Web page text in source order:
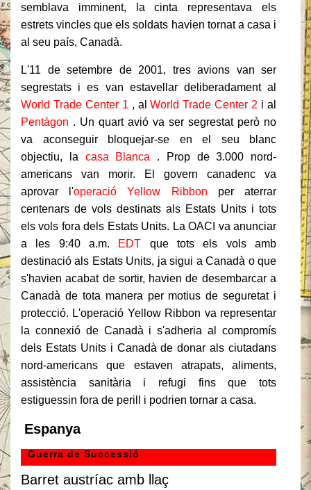
semblava imminent, la cinta representava els
estrets vincles que els soldats havien tornat a casa i
al seu país, Canadà.
L'11 de setembre de 2001, tres avions van ser
segrestats i es van estavellar deliberadament al
World Trade Center 1 , alWorld Trade Center 2 i al
Pentàgon . Un quart avió va ser segrestat però no
va aconseguir bloquejar-se en el seu blanc
objectiu, la casa Blanca .
Prop de 3.000 nord-
americans van morir.
El govern canadenc va
aprovar l'operació Yellow Ribbon per aterrar
centenars de vols destinats als Estats Units i tots
els vols fora dels Estats Units. La OACI va anunciar
a les 9:40 a.m. EDT que tots els vols amb
destinació als Estats Units, ja sigui a Canadà o que
s'havien acabat de sortir, havien de desembarcar a
Canadà de tota manera per motius de seguretat i
protecció. L'operació Yellow Ribbon va representar
la connexió de Canadà i s'adheria al compromís
dels Estats Units i Canadà de donar als ciutadans
nord-americans que estaven atrapats, aliments,
assistència sanitària i refugi fins que tots
estiguessin fora de perill i podrien tornar a casa.
Espanya
Guerra de Successió
Barret austríac amb llaç